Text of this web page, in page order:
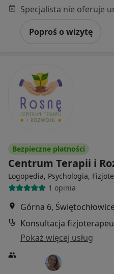
Poproś o wizytę
Bezpieczne płatności
Centrum Terapii i
Logopedia, Psychologia,
1 opinia
Górna 6, Świętochłowice
Konsultacja
Pokaż więcej usług